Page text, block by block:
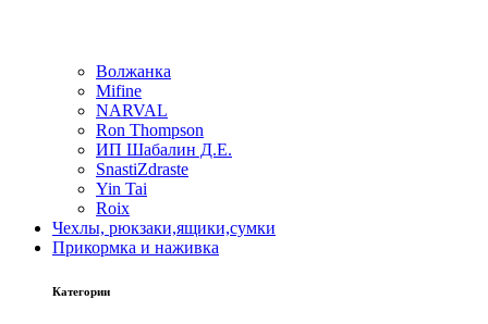
Волжанка
Mifine
NARVAL
Ron Thompson
ИП Шабалин Д.Е.
SnastiZdraste
Yin Tai
Roix
Чехлы, рюкзаки,ящики,сумки
Прикормка и наживка
Категории